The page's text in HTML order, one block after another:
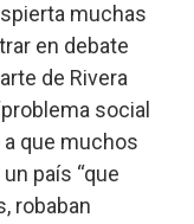
muchas
en debate
de Rivera
social
a que muchos
país “que
robaban